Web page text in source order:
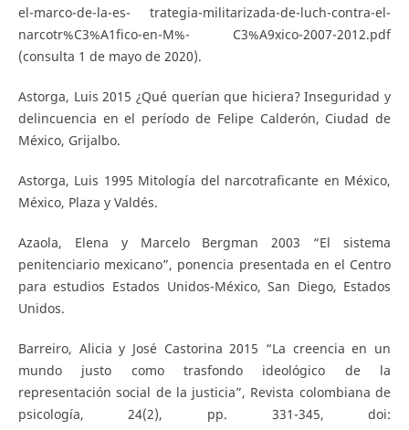
el-marco-de-la-es- trategia-militarizada-de-luch-contra-el-
narcotr%C3%A1fico-en-M%- C3%A9xico-2007-2012.pdf
(consulta 1 de mayo de 2020).
Astorga, Luis 2015 ¿Qué querían que hiciera? Inseguridad y
delincuencia en el período de Felipe Calderón, Ciudad de
México, Grijalbo.
Astorga, Luis 1995 Mitología del narcotraficante en México,
México, Plaza y Valdés.
Azaola, Elena y Marcelo Bergman 2003 “El sistema
penitenciario mexicano”, ponencia presentada en el Centro
para estudios Estados Unidos-México, San Diego, Estados
Unidos.
Barreiro, Alicia y José Castorina 2015 “La creencia en un
mundo justo como trasfondo ideológico de la
representación social de la justicia”, Revista colombiana de
psicología, 24(2), pp. 331-345, doi: